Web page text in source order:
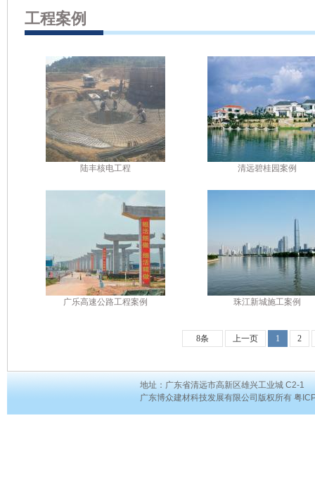
工程案例
陆丰核电工程 清远碧桂园案例
广乐高速公路工程案例 珠江新城施工案例
8条 上一页 1 2
地址：广东省清远市高新区雄兴工业城 C2-
广东博众建材科技发展有限公司版权所有 粤